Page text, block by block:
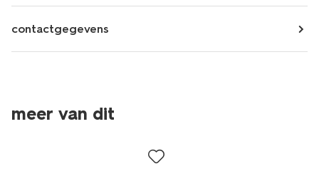
contactgegevens
meer van dit
korting